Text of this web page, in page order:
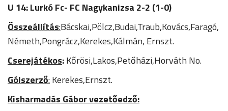
U 14: Lurkó Fc- FC Nagykanizsa 2-2 (1-0)
Összeállítás:Bácskai,Pölcz,Budai,Traub,Kovács,Faragó,
Németh,Pongrácz,Kerekes,Kálmán, Ernszt.
Cserejátékos:Kőrösi,Lakos,Petőházi,Horváth No.
Gólszerző:Kerekes,Ernszt.
Kisharmadás Gábor vezetőedző: